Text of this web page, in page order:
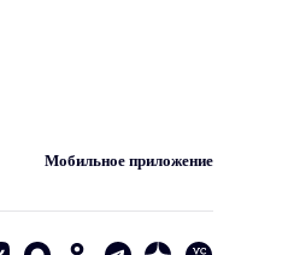
Мобильное приложение